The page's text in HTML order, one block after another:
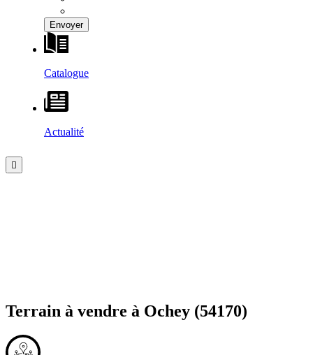
Catalogue
Actualité
Terrain à vendre à Ochey (54170)